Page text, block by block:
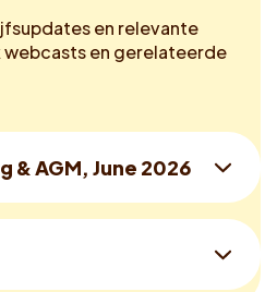
en relevante
en gerelateerde
& AGM, June 2026